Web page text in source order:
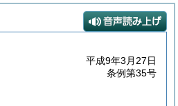
平成9年3月27日
条例第35号